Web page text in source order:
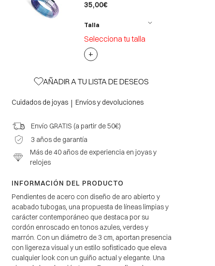
35,00€
Talla
Selecciona tu talla
+
AÑADIR A TU LISTA DE DESEOS
Cuidados de joyas| Envíos y devoluciones
Envío GRATIS (a partir de 50€)
3 años de garantía
Más de 40 años de experiencia en joyas y
relojes
INFORMACIÓN DEL PRODUCTO
Pendientes de acero con diseño de aro abierto y
acabado tubogas, una propuesta de líneas limpias y
carácter contemporáneo que destaca por su
cordón enroscado en tonos azules, verdes y
marrón. Con un diámetro de 3 cm, aportan presencia
con ligereza visual y un estilo sofisticado que eleva
cualquier look con un guiño actual y elegante. Una